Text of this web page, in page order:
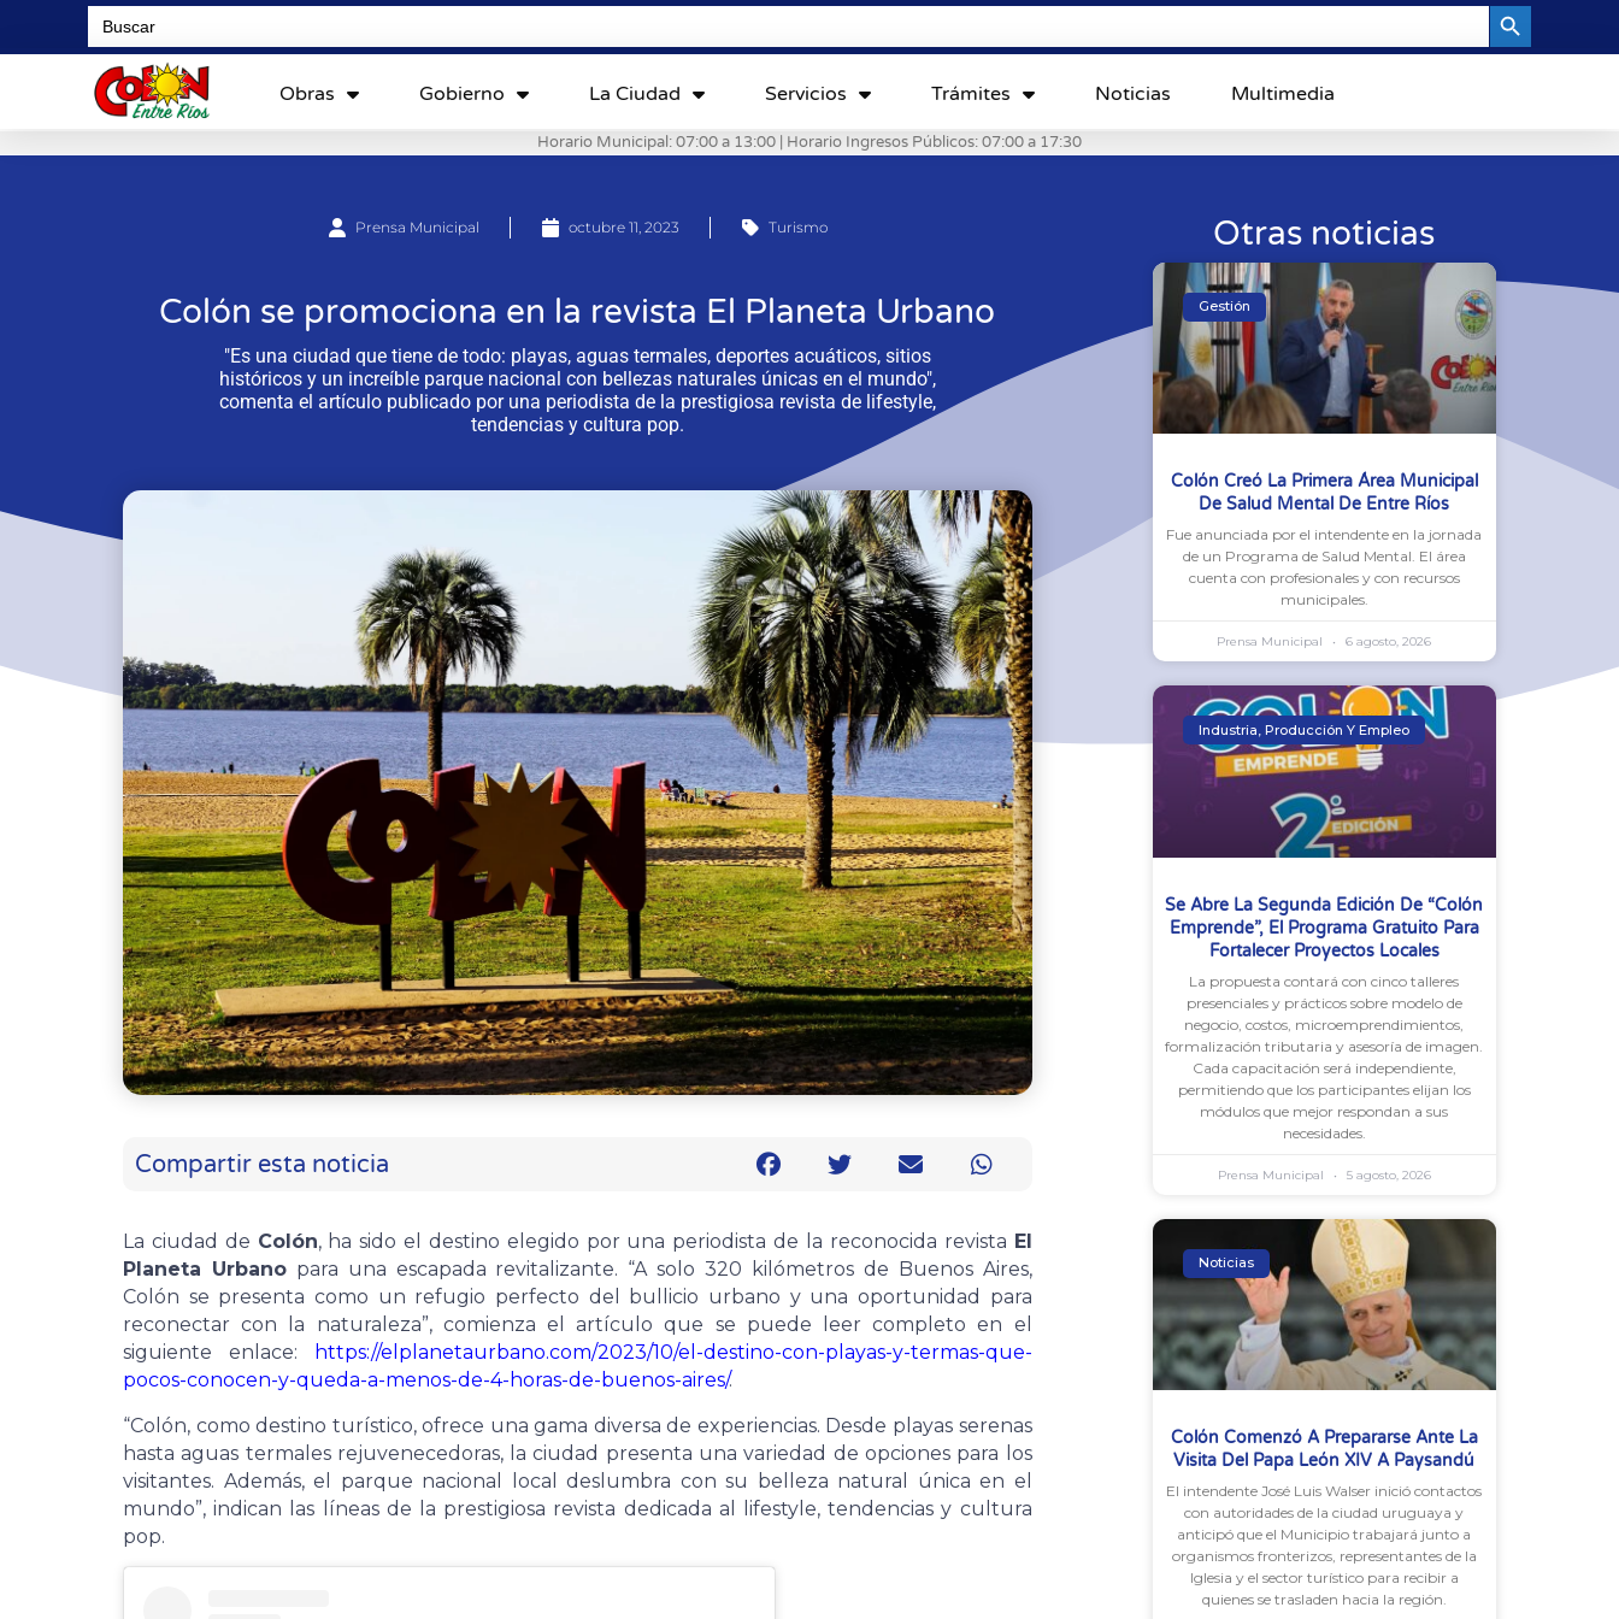
Search
for:
Obras Gobierno La Ciudad Servicios Trámites Noticias Multimedia
Horario Municipal: 07:00 a 13:00 | Horario Ingresos Públicos: 07:00 a 17:30
Prensa Municipal octubre 11, 2023 Turismo
Colón se promociona en la revista El Planeta Urbano
"Es una ciudad que tiene de todo: playas, aguas termales, deportes acuáticos, sitios
históricos y un increíble parque nacional con bellezas naturales únicas en el mundo",
comenta el artículo publicado por una periodista de la prestigiosa revista de lifestyle,
tendencias y cultura pop.
Compartir esta noticia
La ciudad de Colón, ha sido el destino elegido por una periodista de la reconocida revista El
Planeta Urbanopara una escapada revitalizante. “A solo 320 kilómetros de Buenos Aires,
Colón se presenta como un refugio perfecto del bullicio urbano y una oportunidad para
reconectar con la naturaleza”, comienza el artículo que se puede leer completo en el
siguiente enlace:
https://elplanetaurbano.com/2023/10/el-destino-con-playas-y-termas-que-
pocos-conocen-y-queda-a-menos-de-4-horas-de-buenos-aires/.
“Colón, como destino turístico, ofrece una gama diversa de experiencias. Desde playas serenas
hasta aguas termales rejuvenecedoras, la ciudad presenta una variedad de opciones para los
visitantes. Además, el parque nacional local deslumbra con su belleza natural única en el
mundo”, indican las líneas de la prestigiosa revista dedicada al lifestyle, tendencias y cultura
pop.
Otras noticias
Gestión
Colón Creó La Primera Área Municipal
De Salud Mental De Entre Ríos
Fue anunciada por el intendente en la jornada
de un Programa de Salud Mental. El área
cuenta con profesionales y con recursos
municipales.
Prensa Municipal 6 agosto, 2026
Industria, Producción Y Empleo
Se Abre La Segunda Edición De “Colón
Emprende”, El Programa Gratuito Para
Fortalecer Proyectos Locales
La propuesta contará con cinco talleres
presenciales y prácticos sobre modelo de
negocio, costos, microemprendimientos,
formalización tributaria y asesoría de imagen.
Cada capacitación será independiente,
permitiendo que los participantes elijan los
módulos que mejor respondan a sus
necesidades.
Prensa Municipal 5 agosto, 2026
Noticias
Colón Comenzó A Prepararse Ante La
Visita Del Papa León XIV A Paysandú
El intendente José Luis Walser inició contactos
con autoridades de la ciudad uruguaya y
anticipó que el Municipio trabajará junto a
organismos fronterizos, representantes de la
Iglesia y el sector turístico para recibir a
quienes se trasladen hacia la región.